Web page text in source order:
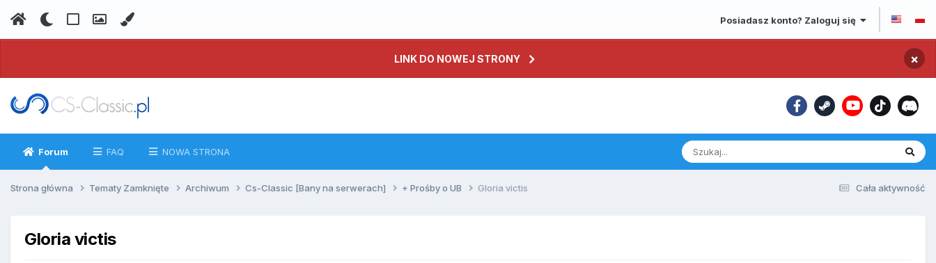
Posiadasz konto? Zaloguj się
LINK DO NOWEJ STRONY ×
Forum FAQ NOWA STRONA
Cała aktywność
Strona główna Tematy Zamknięte Archiwum Cs-Classic [Bany na serwerach] + Prośby o UB Gloria victis
Gloria victis